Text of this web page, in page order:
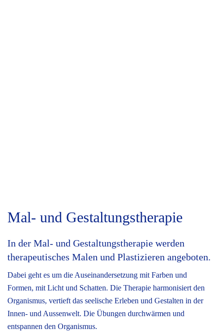
Mal- und Gestaltungstherapie
In der Mal- und Gestaltungstherapie werden
therapeutisches Malen und Plastizieren angeboten.
Dabei geht es um die Auseinandersetzung mit Farben und
Formen, mit Licht und Schatten. Die Therapie harmonisiert den
Organismus, vertieft das seelische Erleben und Gestalten in der
Innen- und Aussenwelt. Die Übungen durchwärmen und
entspannen den Organismus.